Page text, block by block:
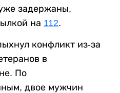
задержаны,
на 112.
конфликт из-за
в
По
двое мужчин